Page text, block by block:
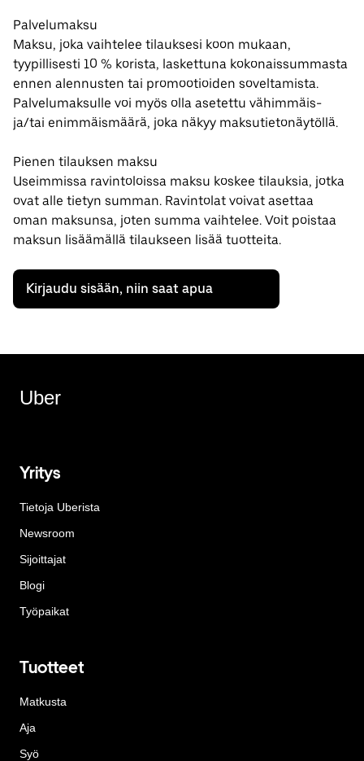
Palvelumaksu
Maksu, joka vaihtelee tilauksesi koon mukaan,
tyypillisesti 10 % korista, laskettuna kokonaissummasta
ennen alennusten tai promootioiden soveltamista.
Palvelumaksulle voi myös olla asetettu vähimmäis-
ja/tai enimmäismäärä, joka näkyy maksutietonäytöllä.
Pienen tilauksen maksu
Useimmissa ravintoloissa maksu koskee tilauksia, jotka
ovat alle tietyn summan. Ravintolat voivat asettaa
oman maksunsa, joten summa vaihtelee. Voit poistaa
maksun lisäämällä tilaukseen lisää tuotteita.
Kirjaudu sisään, niin saat apua
Uber
Yritys
Tietoja Uberista
Newsroom
Sijoittajat
Blogi
Työpaikat
Tuotteet
Matkusta
Aja
Syö